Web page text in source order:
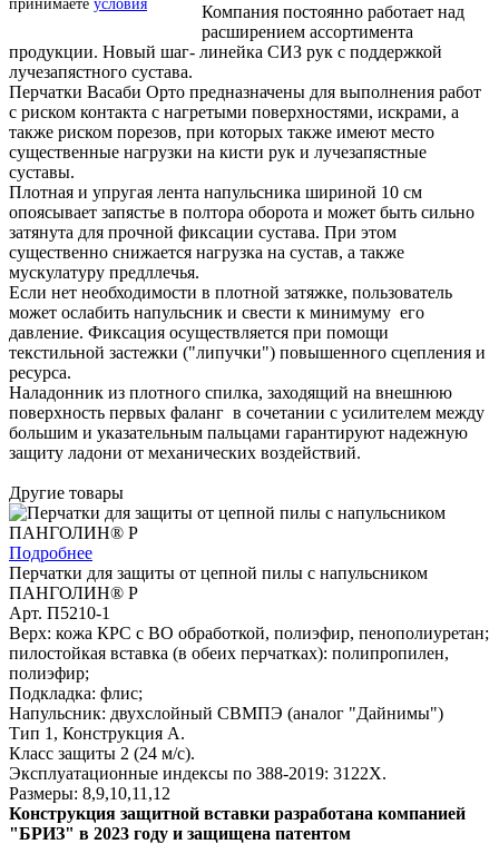
принимаете условия
Компания постоянно работает над
расширением ассортимента
продукции. Новый шаг- линейка СИЗ рук с поддержкой
лучезапястного сустава.
Перчатки Васаби Орто предназначены для выполнения работ
с риском контакта с нагретыми поверхностями, искрами, а
также риском порезов, при которых также имеют место
существенные нагрузки на кисти рук и лучезапястные
суставы.
Плотная и упругая лента напульсника шириной 10 см
опоясывает запястье в полтора оборота и может быть сильно
затянута для прочной фиксации сустава. При этом
существенно снижается нагрузка на сустав, а также
мускулатуру предллечья.
Если нет необходимости в плотной затяжке, пользователь
может ослабить напульсник и свести к минимуму его
давление. Фиксация осуществляется при помощи
текстильной застежки ("липучки") повышенного сцепления и
ресурса.
Наладонник из плотного спилка, заходящий на внешнюю
поверхность первых фаланг в сочетании с усилителем между
большим и указательным пальцами гарантируют надежную
защиту ладони от механических воздействий.
Другие товары
Подробнее
Перчатки для защиты от цепной пилы с напульсником
ПАНГОЛИН® Р
Арт. П5210-1
Верх: кожа КРС с ВО обработкой, полиэфир, пенополиуретан;
пилостойкая вставка (в обеих перчатках): полипропилен,
полиэфир;
Подкладка: флис;
Напульсник: двухслойный СВМПЭ (аналог "Дайнимы")
Тип 1, Конструкция А.
Класс защиты 2 (24 м/с).
Эксплуатационные индексы по 388-2019: 3122Х.
Размеры: 8,9,10,11,12
Конструкция защитной вставки разработана компанией
"БРИЗ" в 2023 году и защищена патентом